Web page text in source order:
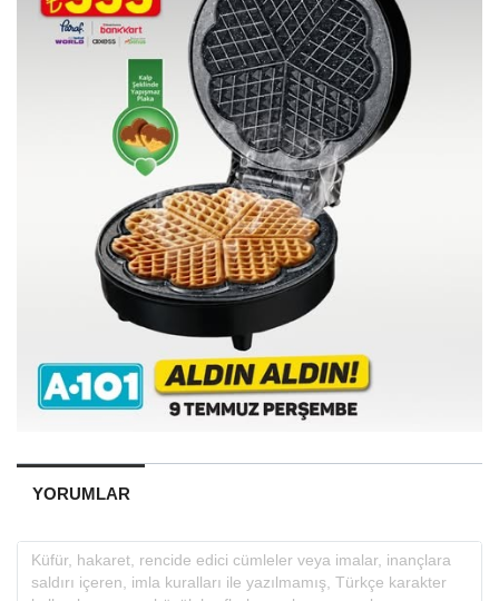
YORUMLAR